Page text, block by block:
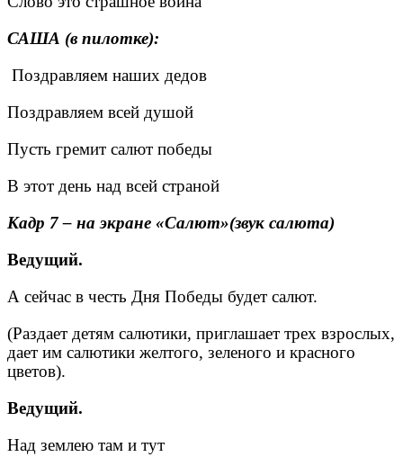
САША (в пилотке):
Поздравляем наших дедов
Поздравляем всей душой
Пусть гремит салют победы
В этот день над всей страной
Кадр 7 – на экране «Салют»(звук салюта)
Ведущий.
А сейчас в честь Дня Победы будет салют.
(Раздает детям салютики, приглашает трех взрослых,
дает им салютики желтого, зеленого и красного
цветов).
Ведущий.
Над землею там и тут